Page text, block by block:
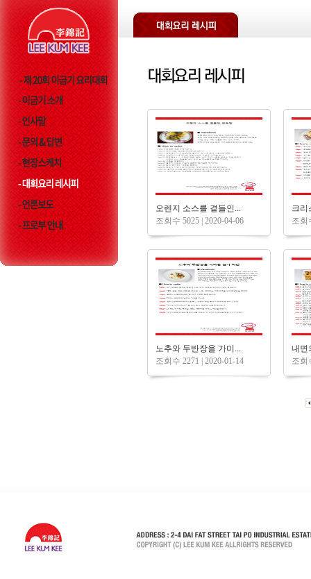
오렌지 소스를 곁들인...
조회수 5025 | 2020-04-06
크리
조회
노추와 두반장을 가미...
조회수 2271 | 2020-01-14
내면
조회